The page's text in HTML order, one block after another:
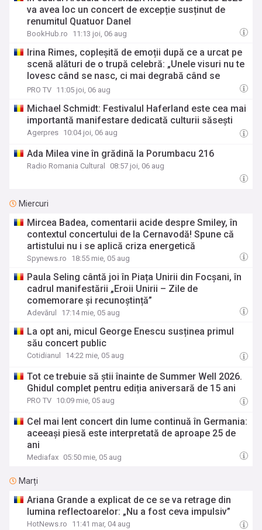
va avea loc un concert de excepție susținut de
renumitul Quatuor Danel
BookHub.ro 11:13 joi, 06 aug
Irina Rimes, copleșită de emoții după ce a urcat pe
scenă alături de o trupă celebră: „Unele visuri nu te
lovesc când se nasc, ci mai degrabă când se
împlinesc!”
PRO TV 11:05 joi, 06 aug
Michael Schmidt: Festivalul Haferland este cea mai
importantă manifestare dedicată culturii săsești
Agerpres 10:04 joi, 06 aug
Ada Milea vine în grădină la Porumbacu 216
Radio Romania Cultural 08:57 joi, 06 aug
Miercuri
Mircea Badea, comentarii acide despre Smiley, în
contextul concertului de la Cernavodă! Spune că
artistului nu i se aplică criza energetică
Spynews.ro 18:55 mie, 05 aug
Paula Seling cântă joi în Piața Unirii din Focșani, în
cadrul manifestării „Eroii Unirii – Zile de
comemorare și recunoștință”
Adevărul 17:14 mie, 05 aug
La opt ani, micul George Enescu susținea primul
său concert public
Cotidianul 14:22 mie, 05 aug
Tot ce trebuie să știi înainte de Summer Well 2026.
Ghidul complet pentru ediția aniversară de 15 ani
PRO TV 10:09 mie, 05 aug
Cel mai lent concert din lume continuă în Germania:
aceeași piesă este interpretată de aproape 25 de
ani
Mediafax 05:50 mie, 05 aug
Marți
Ariana Grande a explicat de ce se va retrage din
lumina reflectoarelor: „Nu a fost ceva impulsiv”
HotNews.ro 11:41 mar, 04 aug